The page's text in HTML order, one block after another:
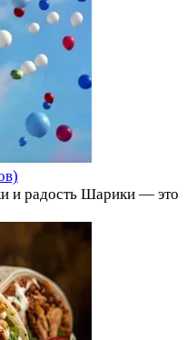
и радость Шарики — это